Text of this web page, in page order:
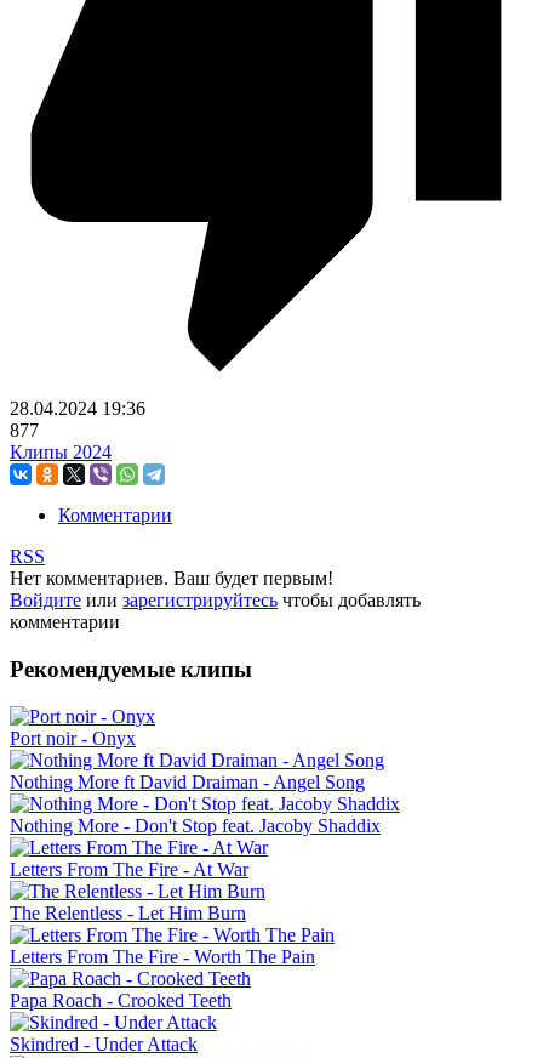
28.04.2024 19:36
877
Клипы 2024
Комментарии
RSS
Нет комментариев. Ваш будет первым!
Войдите или зарегистрируйтесь чтобы добавлять
комментарии
Рекомендуемые клипы
Port noir - Onyx
Nothing More ft David Draiman - Angel Song
Nothing More - Don't Stop feat. Jacoby Shaddix
Letters From The Fire - At War
The Relentless - Let Him Burn
Letters From The Fire - Worth The Pain
Papa Roach - Crooked Teeth
Skindred - Under Attack